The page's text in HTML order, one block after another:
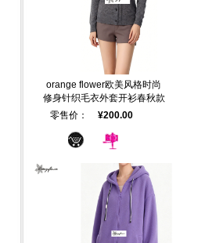
orange flower欧美风格时尚
修身针织毛衣外套开衫春秋款
零售价：
¥200.00